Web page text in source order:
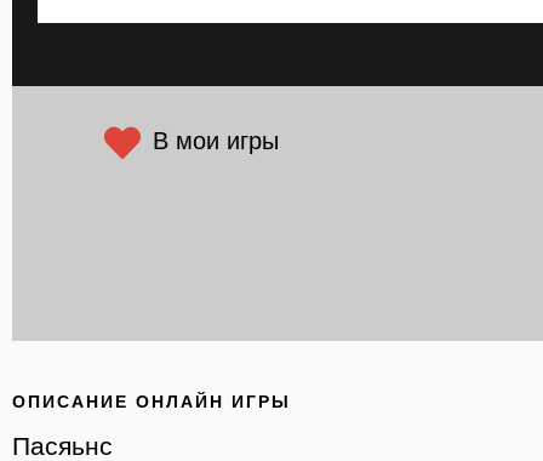
В мои игры
ОПИСАНИЕ ОНЛАЙН ИГРЫ
Пасяьнс